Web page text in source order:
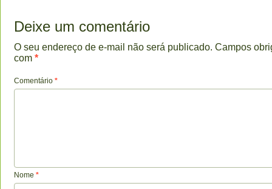
Deixe um comentário
O seu endereço de e-mail não será publicado. Campos
com *
Comentário *
Nome *